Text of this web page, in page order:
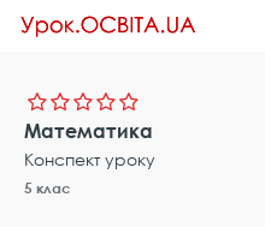
Математика
Конспект уроку
5 клас